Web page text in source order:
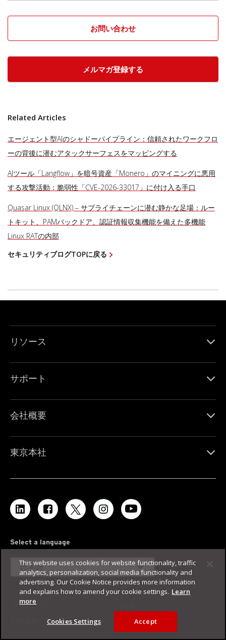
お問い合わせ
メルマガ登録する
Related Articles
エージェント型AIのシャドーパイプライン：信頼されたワークフロ
ーの背後に潜むアタックサーフェスをマッピングする
AIツール「Langflow」を暗号資産「Monero」のマイニングに悪用
する攻撃活動：脆弱性「CVE-2026-33017」に付け入る手口
Quasar Linux (QLNX) – サプライチェーンに潜む静かな足場：ルー
トキット、PAMバックドア、認証情報収集機能を備えた多機能
Linux RATの内部
セキュリティブログTOPに戻る
リソース
サポート
会社概要
東京本社
Select a language
日本語 expand_more
プライバシー
サイトマップ
This website uses cookies for website functionality, traffic
analytics, personalization, social media functionality and
advertising. Our Cookie Notice provides more information
and explains how to amend your cookie settings. Learn
more
Cookies Settings Accept